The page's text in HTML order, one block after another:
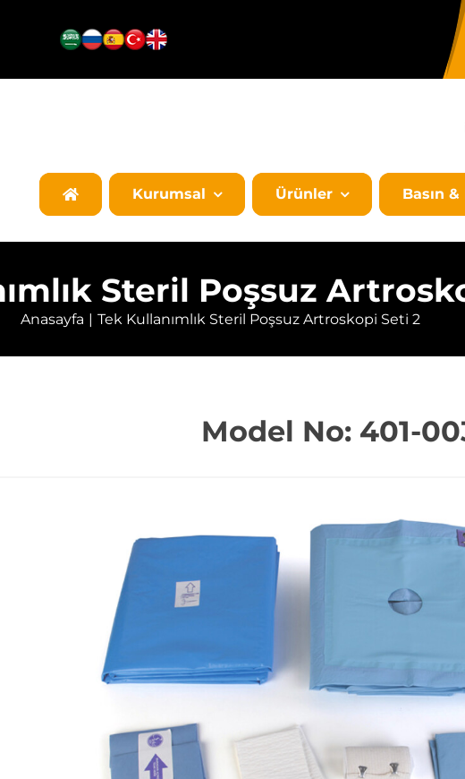
Kurumsal Ürünler Basın
Steril Poşsuz
Anasayfa Tek Kullanımlık Steril Poşsuz Artroskopi Seti 2
Model No: 401-